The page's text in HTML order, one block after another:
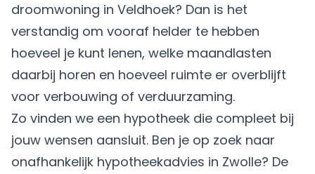
droomwoning in Veldhoek? Dan is het
verstandig om vooraf helder te hebben
hoeveel je kunt lenen, welke maandlasten
daarbij horen en hoeveel ruimte er overblijft
voor verbouwing of verduurzaming.
Zo vinden we een hypotheek die compleet bij
jouw wensen aansluit. Ben je op zoek naar
onafhankelijk hypotheekadvies in Zwolle? De